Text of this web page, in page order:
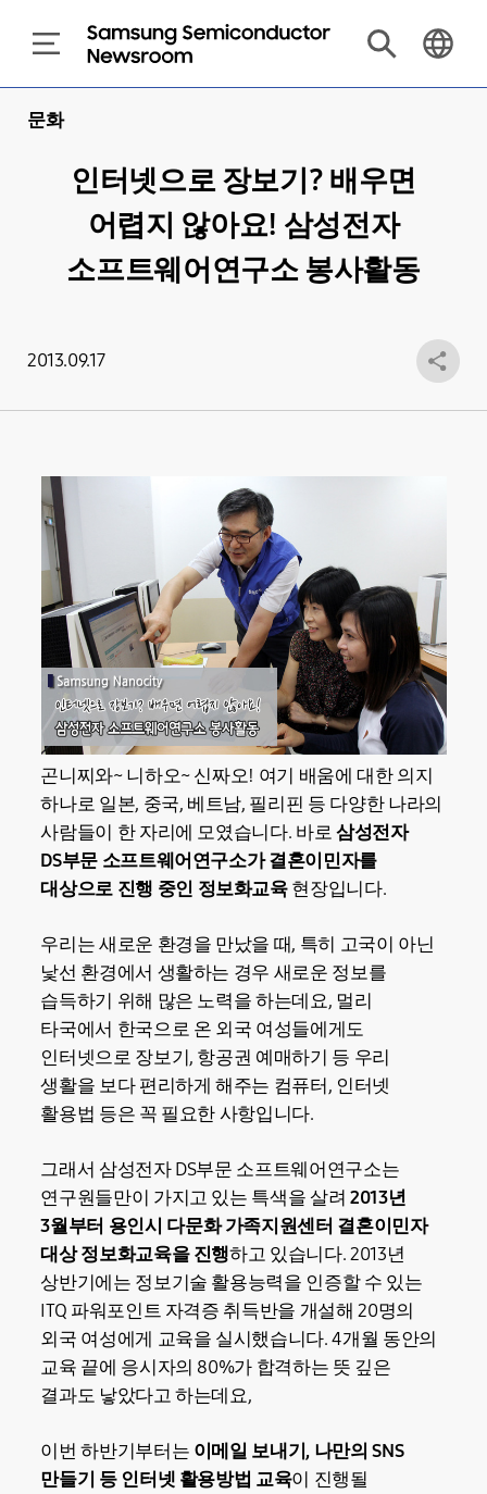
문화
인터넷으로 장보기? 배우면
어렵지 않아요! 삼성전자
소프트웨어연구소 봉사활동
2013.09.17
곤니찌와~ 니하오~ 신짜오! 여기 배움에 대한 의지
하나로 일본, 중국, 베트남, 필리핀 등 다양한 나라의
사람들이 한 자리에 모였습니다. 바로삼성전자
DS부문 소프트웨어연구소가 결혼이민자를
대상으로 진행 중인 정보화교육현장입니다.
우리는 새로운 환경을 만났을 때, 특히 고국이 아닌
낯선 환경에서 생활하는 경우 새로운 정보를
습득하기 위해 많은 노력을 하는데요, 멀리
타국에서 한국으로 온 외국 여성들에게도
인터넷으로 장보기, 항공권 예매하기 등 우리
생활을 보다 편리하게 해주는 컴퓨터, 인터넷
활용법 등은 꼭 필요한 사항입니다.
그래서 삼성전자 DS부문 소프트웨어연구소는
연구원들만이 가지고 있는 특색을 살려2013년
3월부터 용인시 다문화 가족지원센터 결혼이민자
대상 정보화교육을 진행하고 있습니다. 2013년
상반기에는 정보기술 활용능력을 인증할 수 있는
ITQ 파워포인트 자격증 취득반을 개설해 20명의
외국 여성에게 교육을 실시했습니다. 4개월 동안의
교육 끝에 응시자의 80%가 합격하는 뜻 깊은
결과도 낳았다고 하는데요,
이번 하반기부터는 이메일 보내기, 나만의 SNS
만들기 등 인터넷 활용방법 교육이 진행될